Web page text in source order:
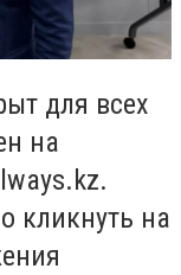
для всех
на
кликнуть на